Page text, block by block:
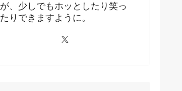
が、少しでもホッとしたり笑っ
たりできますように。